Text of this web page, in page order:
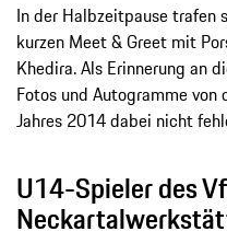
In der Halbzeitpause trafen
kurzen Meet & Greet mit
Khedira. Als Erinnerung an
Fotos und Autogramme
Jahres 2014 dabei nicht
U14-Spieler des